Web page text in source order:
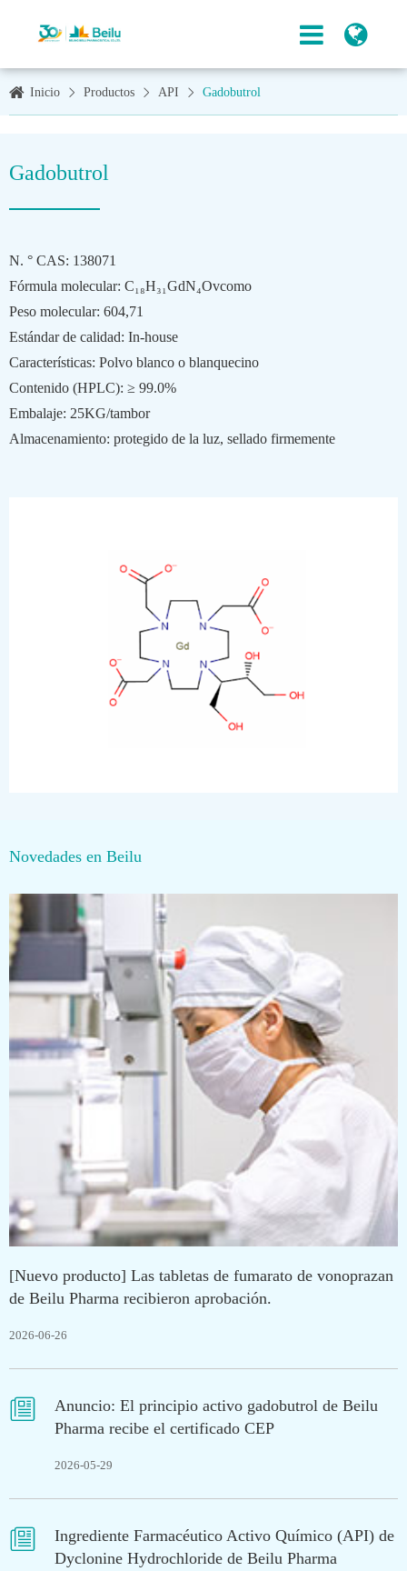
Inicio Productos API Gadobutrol
Gadobutrol
N. ° CAS: 138071
Fórmula molecular: C₁₈H₃₁GdN₄Ovcomo
Peso molecular: 604,71
Estándar de calidad: In-house
Características: Polvo blanco o blanquecino
Contenido (HPLC): ≥ 99.0%
Embalaje: 25KG/tambor
Almacenamiento: protegido de la luz, sellado firmemente
Novedades en Beilu
[Nuevo producto] Las tabletas de fumarato de vonoprazan
de Beilu Pharma recibieron aprobación.
2026-06-26

Anuncio: El principio activo gadobutrol de Beilu
Pharma recibe el certificado CEP
2026-05-29

Ingrediente Farmacéutico Activo Químico (API) de
Dyclonine Hydrochloride de Beilu Pharma